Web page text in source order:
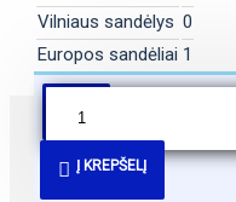
Vilniaus sandėlys 0
Europos sandėliai 1
Į KREPŠELĮ
PANAŠŪS PASIŪLYMAI